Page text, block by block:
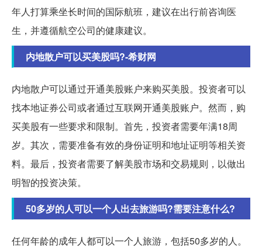
年人打算乘坐长时间的国际航班，建议在出行前咨询医
生，并遵循航空公司的健康建议。
内地散户可以买美股吗?-希财网
内地散户可以通过开通美股账户来购买美股。投资者可以
找本地证券公司或者通过互联网开通美股账户。然而，购
买美股有一些要求和限制。首先，投资者需要年满18周
岁。其次，需要准备有效的身份证明和地址证明等相关资
料。最后，投资者需要了解美股市场和交易规则，以做出
明智的投资决策。
50多岁的人可以一个人出去旅游吗?需要注意什么?
任何年龄的成年人都可以一个人旅游，包括50多岁的人。